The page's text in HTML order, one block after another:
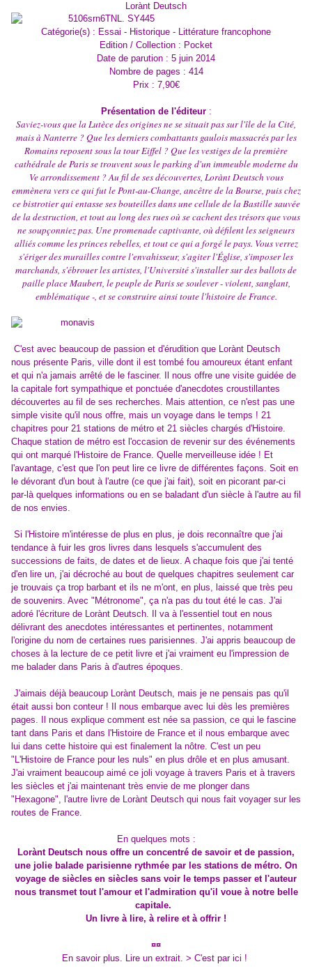
Lorànt Deutsch
Catégorie(s) : Essai - Historique - Littérature francophone
Edition / Collection : Pocket
Date de parution : 5 juin 2014
Nombre de pages : 414
Prix : 7,90€
Présentation de l'éditeur:
Saviez-vous que la Lutèce des origines ne se situait pas sur l'île de la Cité,
mais à Nanterre ? Que les derniers combattants gaulois massacrés par les
Romains reposent sous la tour Eiffel ? Que les vestiges de la première
cathédrale de Paris se trouvent sous le parking d'un immeuble moderne du
Ve arrondissement ? Au fil de ses découvertes, Lorànt Deutsch vous
emmènera vers ce qui fut le Pont-au-Change, ancêtre de la Bourse, puis chez
ce bistrotier qui entasse ses bouteilles dans une cellule de la Bastille sauvée
de la destruction, et tout au long des rues où se cachent des trésors que vous
ne soupçonniez pas. Une promenade captivante, où défilent les seigneurs
alliés comme les princes rebelles, et tout ce qui a forgé le pays. Vous verrez
s'ériger des murailles contre l'envahisseur, s'agiter l'Église, s'imposer les
marchands, s'ébrouer les artistes, l'Université s'installer sur des ballots de
paille place Maubert, le peuple de Paris se soulever - violent, sanglant,
emblématique -, et se construire ainsi toute l'histoire de France.
C'est avec beaucoup de passion et d'érudition que Lorànt Deutsch
nous présente Paris, ville dont il est tombé fou amoureux étant enfant
et qui n'a jamais arrêté de le fasciner. Il nous offre une visite guidée de
la capitale fort sympathique et ponctuée d'anecdotes croustillantes
découvertes au fil de ses recherches. Mais attention, ce n'est pas une
simple visite qu'il nous offre, mais un voyage dans le temps ! 21
chapitres pour 21 stations de métro et 21 siècles chargés d'Histoire.
Chaque station de métro est l'occasion de revenir sur des événements
qui ont marqué l'Histoire de France. Quelle merveilleuse idée ! Et
l'avantage, c'est que l'on peut lire ce livre de différentes façons. Soit en
le dévorant d'un bout à l'autre (ce que j'ai fait), soit en picorant par-ci
par-là quelques informations ou en se baladant d'un siècle à l'autre au fil
de nos envies.
Si l'Histoire m'intéresse de plus en plus, je dois reconnaître que j'ai
tendance à fuir les gros livres dans lesquels s'accumulent des
successions de faits, de dates et de lieux. A chaque fois que j'ai tenté
d'en lire un, j'ai décroché au bout de quelques chapitres seulement car
je trouvais ça trop barbant et ils ne m'ont, en plus, laissé que très peu
de souvenirs. Avec "Métronome", ça n'a pas du tout été le cas. J'ai
adoré l'écriture de Lorànt Deutsch. Il va à l'essentiel tout en nous
délivrant des anecdotes intéressantes et pertinentes, notamment
l'origine du nom de certaines rues parisiennes. J'ai appris beaucoup de
choses à la lecture de ce petit livre et j'ai vraiment eu l'impression de
me balader dans Paris à d'autres époques.
J'aimais déjà beaucoup Lorànt Deutsch, mais je ne pensais pas qu'il
était aussi bon conteur ! Il nous embarque avec lui dès les premières
pages. Il nous explique comment est née sa passion, ce qui le fascine
tant dans Paris et dans l'Histoire de France et il nous embarque avec
lui dans cette histoire qui est finalement la nôtre. C'est un peu
"L'Histoire de France pour les nuls" en plus drôle et en plus amusant.
J'ai vraiment beaucoup aimé ce joli voyage à travers Paris et à travers
les siècles et j'ai maintenant très envie de me plonger dans
"Hexagone", l'autre livre de Lorànt Deutsch qui nous fait voyager sur les
routes de France.
En quelques mots :
Lorànt Deutsch nous offre un concentré de savoir et de passion,
une jolie balade parisienne rythmée par les stations de métro. On
voyage de siècles en siècles sans voir le temps passer et l'auteur
nous transmet tout l'amour et l'admiration qu'il voue à notre belle
capitale.
Un livre à lire, à relire et à offrir !
¤¤
En savoir plus. Lire un extrait. > C'est par ici !